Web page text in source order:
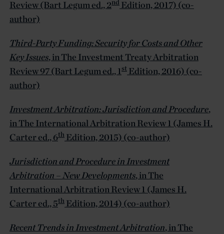
Review (Bart Legum ed., 2nd Edition, 2017) (co-
author)
Third-Party Funding: Security for Costs and Other
Key Issues, in The Investment Treaty Arbitration
Review 97 (Bart Legum ed., 1st Edition, 2016) (co-
author)
Investment Arbitration: Jurisdiction and Procedure,
in The International Arbitration Review 1 (James H.
Carter ed., 6th Edition, 2015) (co-author)
Jurisdiction and Procedure in Investment
Arbitration – New Developments, in The
International Arbitration Review 1 (James H.
Carter ed., 5th Edition, 2014) (co-author)
Recent Trends in Investment Arbitration, in The